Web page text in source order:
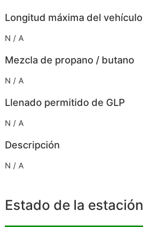
Longitud máxima del vehículo
N / A
Mezcla de propano / butano
N / A
Llenado permitido de GLP
N / A
Descripción
N / A
Estado de la estación